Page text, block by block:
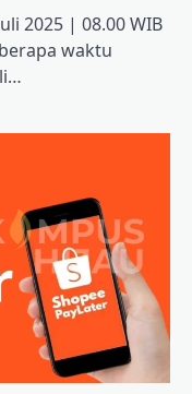
2025 | 08.00 WIB
waktu